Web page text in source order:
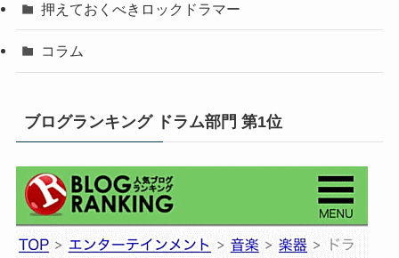
押えておくべきロックドラマー
コラム
ブログランキング ドラム部門 第1位